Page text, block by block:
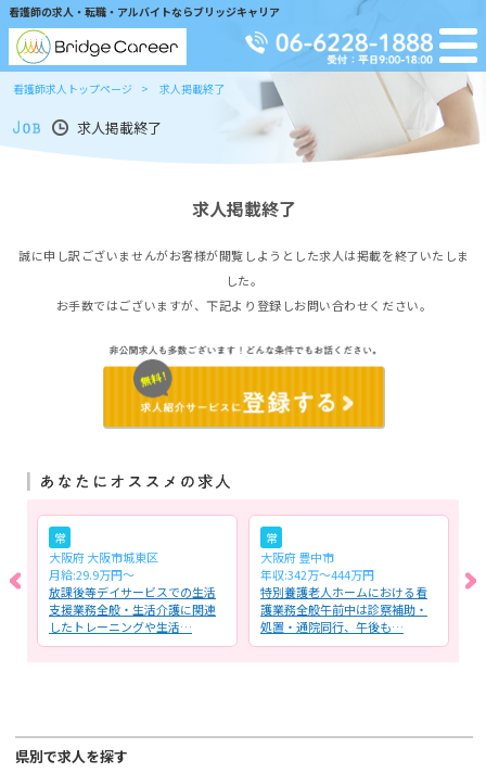
看護師の求人・転職・アルバイトならブリッジキャリア
看護師求人トップページ 求人掲載終了
求人掲載終了
求人掲載終了
誠に申し訳ございませんがお客様が閲覧しようとした求人は掲載を終了いたしま
した。
お手数ではございますが、下記より登録しお問い合わせください。
常
大阪府 大阪市城東区
月給:29.9万円～
放課後等デイサービスでの生活
支援業務全般・生活介護に関連
したトレーニングや生活…
常
大阪府 豊中市
年収:342万～444万円
特別養護老人ホームにおける看
護業務全般午前中は診察補助・
処置・通院同行、午後も…
県別で求人を探す